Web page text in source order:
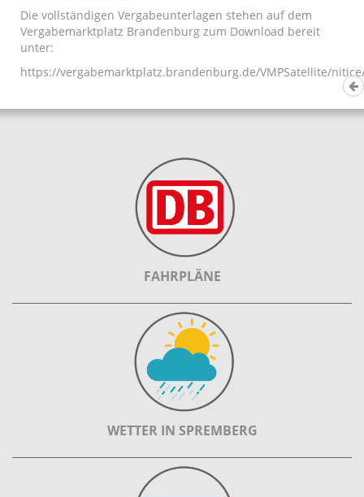
Die vollständigen Vergabeunterlagen stehen auf dem
Vergabemarktplatz Brandenburg zum Download bereit
unter:
https://vergabemarktplatz.brandenburg.de/VMPSatellite/nitice/
FAHRPLÄNE
WETTER IN SPREMBERG